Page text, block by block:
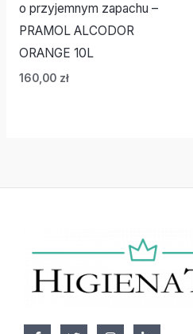
o przyjemnym zapachu –
PRAMOL ALCODOR
ORANGE 10L
160,00 zł